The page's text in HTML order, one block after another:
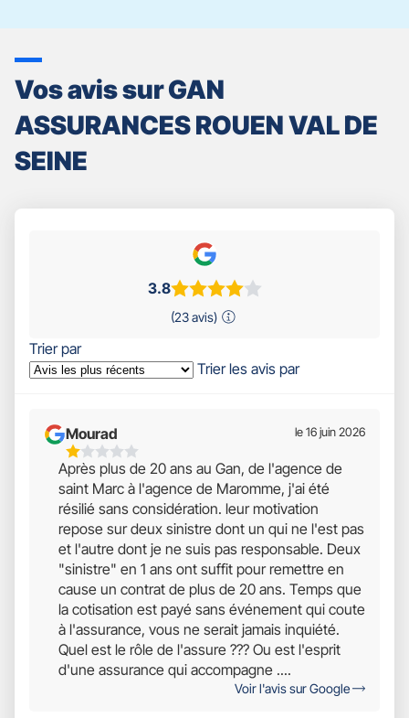
Vos avis sur GAN
ASSURANCES ROUEN VAL DE
SEINE
3.8
(23 avis)
Trier par
Trier les avis par
Mourad
1
Étoiles
Sur
5
le 16 juin 2026
Après plus de 20 ans au Gan, de l'agence de
saint Marc à l'agence de Maromme, j'ai été
résilié sans considération. leur motivation
repose sur deux sinistre dont un qui ne l'est pas
et l'autre dont je ne suis pas responsable. Deux
"sinistre" en 1 ans ont suffit pour remettre en
cause un contrat de plus de 20 ans. Temps que
la cotisation est payé sans événement qui coute
à l'assurance, vous ne serait jamais inquiété.
Quel est le rôle de l'assure ??? Ou est l'esprit
d'une assurance qui accompagne ....
Voir l'avis sur Google